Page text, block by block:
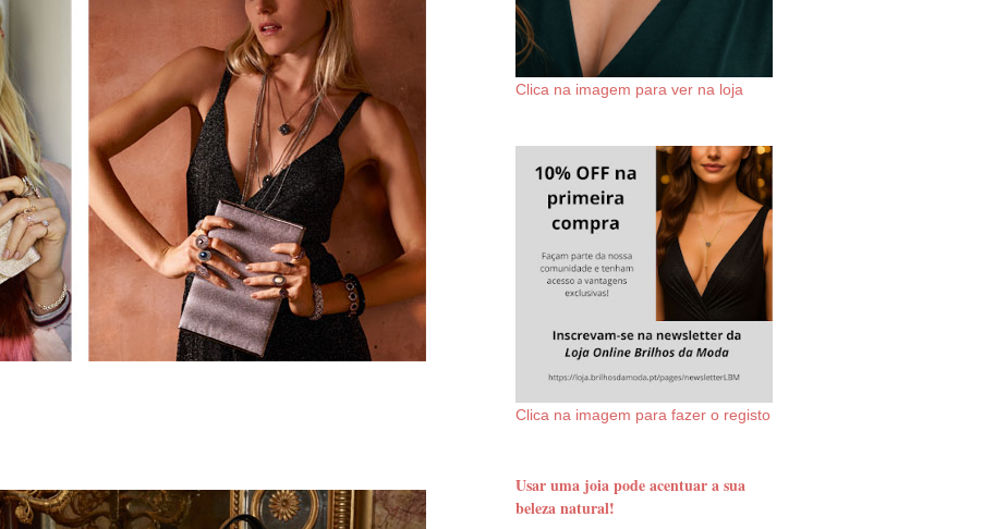
Clica na imagem para ver na loja
Clica na imagem para fazer o registo
Usar uma joia pode acentuar a sua
beleza natural!